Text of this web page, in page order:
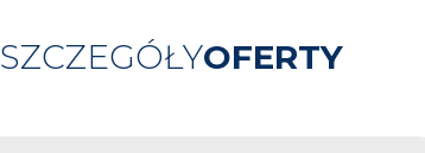
SZCZEGÓŁYOFERTY